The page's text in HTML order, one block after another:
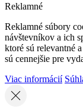
Reklamné
Reklamné súbory
návštevníkov a ich
ktoré sú relevantné
sú cennejšie pre
Viac informácií